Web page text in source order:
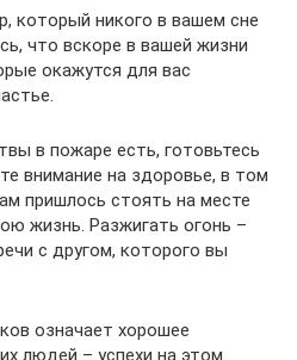
который никого в вашем сне
что вскоре в вашей жизни
окажутся для вас
в пожаре есть, готовьтесь
внимание на здоровье, в том
пришлось стоять на месте
жизнь. Разжигать огонь –
с другом, которого вы
означает хорошее
людей – успехи на этом